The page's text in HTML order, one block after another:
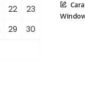
22
23
29
30